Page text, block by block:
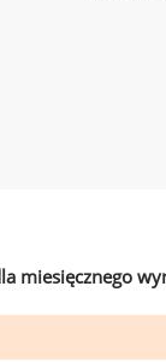
miesięcznego